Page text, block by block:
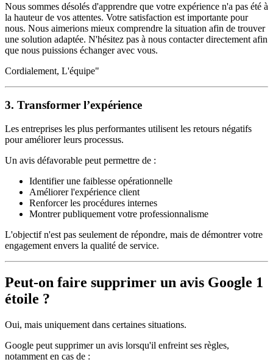
Nous sommes désolés d'apprendre que votre expérience n'a pas été à
la hauteur de vos attentes. Votre satisfaction est importante pour
nous. Nous aimerions mieux comprendre la situation afin de trouver
une solution adaptée. N'hésitez pas à nous contacter directement afin
que nous puissions échanger avec vous.
Cordialement, L'équipe"
3. Transformer l’expérience
Les entreprises les plus performantes utilisent les retours négatifs
pour améliorer leurs processus.
Un avis défavorable peut permettre de :
Identifier une faiblesse opérationnelle
Améliorer l'expérience client
Renforcer les procédures internes
Montrer publiquement votre professionnalisme
L'objectif n'est pas seulement de répondre, mais de démontrer votre
engagement envers la qualité de service.
Peut-on faire supprimer un avis Google 1
étoile ?
Oui, mais uniquement dans certaines situations.
Google peut supprimer un avis lorsqu'il enfreint ses règles,
notamment en cas de :